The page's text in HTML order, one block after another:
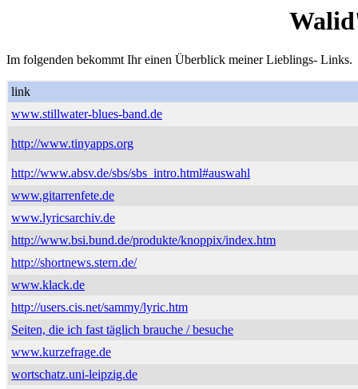
Im folgenden bekommt Ihr einen Überblick meiner Lieblings- Links.
link
www.stillwater-blues-band.de
http://www.tinyapps.org
http://www.absv.de/sbs/sbs_intro.html#auswahl
www.gitarrenfete.de
www.lyricsarchiv.de
http://www.bsi.bund.de/produkte/knoppix/index.htm
http://shortnews.stern.de/
www.klack.de
http://users.cis.net/sammy/lyric.htm
Seiten, die ich fast täglich brauche / besuche
www.kurzefrage.de
wortschatz.uni-leipzig.de